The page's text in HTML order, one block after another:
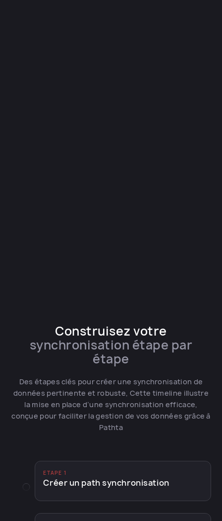
Construisez votre
synchronisation étape par
étape
Des étapes clés pour créer une synchronisation de
données pertinente et robuste, Cette timeline illustre
la mise en place d’une synchronisation efficace,
conçue pour faciliter la gestion de vos données grâce à
Pathta
ETAPE 1
Créer un path synchronisation